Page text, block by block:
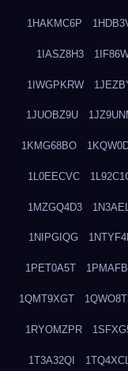
1HAKMC6P
1IASZ8H3
1IWGPKRW
1JUOBZ9U
1KMG68BO
1L0EECVC
1MZGQ4D3
1NIPGIQG
1PET0A5T
1QMT9XGT
1RYOMZPR
1T3A32QI